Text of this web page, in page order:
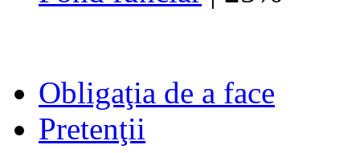
Obligaţia de a face
Pretenţii